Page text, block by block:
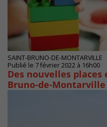
SAINT-BRUNO-DE-MONTARVILLE
Publié le 7 février 2022 à 16h00
Des nouvelles places
Bruno-de-Montarville